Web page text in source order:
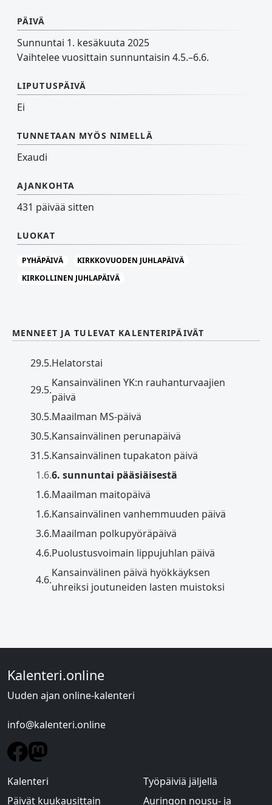
PÄIVÄ
Sunnuntai 1. kesäkuuta 2025
Vaihtelee vuosittain sunnuntaisin 4.5.–6.6.
LIPUTUSPÄIVÄ
Ei
TUNNETAAN MYÖS NIMELLÄ
Exaudi
AJANKOHTA
431 päivää sitten
LUOKAT
PYHÄPÄIVÄ
KIRKKOVUODEN JUHLAPÄIVÄ
KIRKOLLINEN JUHLAPÄIVÄ
MENNEET JA TULEVAT KALENTERIPÄIVÄT
29.5.Helatorstai
29.5.
Kansainvälinen YK:n rauhanturvaajien
päivä
30.5.Maailman MS-päivä
30.5.Kansainvälinen perunapäivä
31.5.Kansainvälinen tupakaton päivä
1.6.6. sunnuntai pääsiäisestä
1.6.Maailman maitopäivä
1.6.Kansainvälinen vanhemmuuden päivä
3.6.Maailman polkupyöräpäivä
4.6.Puolustusvoimain lippujuhlan päivä
4.6.
Kansainvälinen päivä hyökkäyksen
uhreiksi joutuneiden lasten muistoksi
Kalenteri.online
Uuden ajan online-kalenteri
info@kalenteri.online
Kalenteri
Päivät kuukausittain
Työpäiviä jäljellä
Auringon nousu- ja